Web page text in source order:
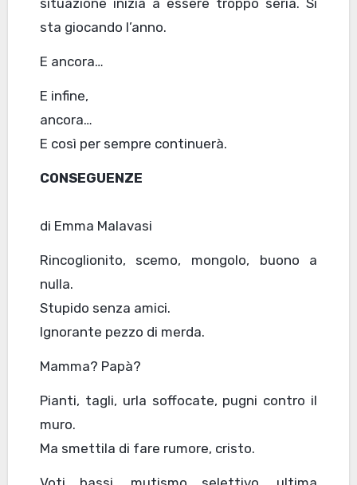
sta giocando l’anno.
E ancora…
E infine,
ancora…
E così per sempre continuerà.
CONSEGUENZE
di Emma Malavasi
Rincoglionito, scemo, mongolo, buono a
nulla.
Stupido senza amici.
Ignorante pezzo di merda.
Mamma? Papà?
Pianti, tagli, urla soffocate, pugni contro il
muro.
Ma smettila di fare rumore, cristo.